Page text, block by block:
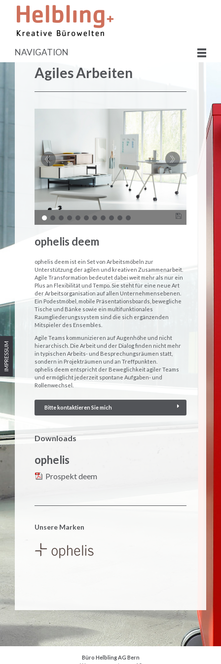
IMPRESSUM
NAVIGATION
Agiles Arbeiten
ophelis deem
ophelis deem ist ein Set von Arbeitsmöbeln zur
Unterstützung der agilen und kreativen Zusammenarbeit.
Agile Transformation bedeutet dabei weit mehr als nur ein
Plus an Flexibilität und Tempo. Sie steht für eine neue Art
der Arbeitsorganisation auf allen Unternehmensebenen.
Ein Podestmöbel, mobile Präsentationsboards, bewegliche
Tische und Bänke sowie ein multifunktionales
Raumgliederungssystem sind die sich ergänzenden
Mitspieler des Ensembles.
Agile Teams kommunizieren auf Augenhöhe und nicht
hierarchisch. Die Arbeit und der Dialog finden nicht mehr
in typischen Arbeits- und Besprechungsräumen statt,
sondern in Projekträumen und an Treffpunkten.
ophelis deem entspricht der Beweglichkeit agiler Teams
und ermöglicht jederzeit spontane Aufgaben- und
Rollenwechsel.
Bitte kontaktieren Sie mich
Downloads
ophelis
Prospekt deem
Unsere Marken
Büro Helbling AG Bern